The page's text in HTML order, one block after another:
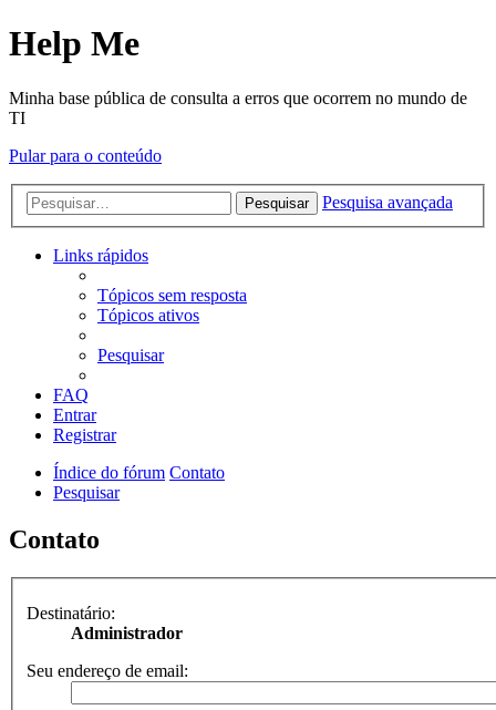
Help Me
Minha base pública de consulta a erros que ocorrem no mundo de
TI
Pular para o conteúdo
Pesquisar Pesquisa avançada
Links rápidos
Tópicos sem resposta
Tópicos ativos
Pesquisar
FAQ
Entrar
Registrar
Índice do fórum Contato
Pesquisar
Contato
Destinatário:
Administrador
Seu endereço de email: